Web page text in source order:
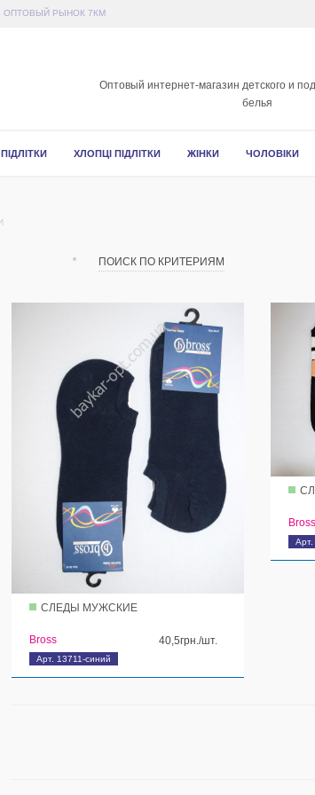
ОПТОВЫЙ РЫНОК 7КМ
Оптовый интернет-магазин детского и
белья
ХЛОПЦІ ПІДЛІТКИ ЖІНКИ ЧОЛОВІКИ
ПОИСК ПО КРИТЕРИЯМ
Арт. 13711-синий
СЛЕДЫ МУЖСКИЕ
Bross 40,5грн./шт.
Арт.
Bross